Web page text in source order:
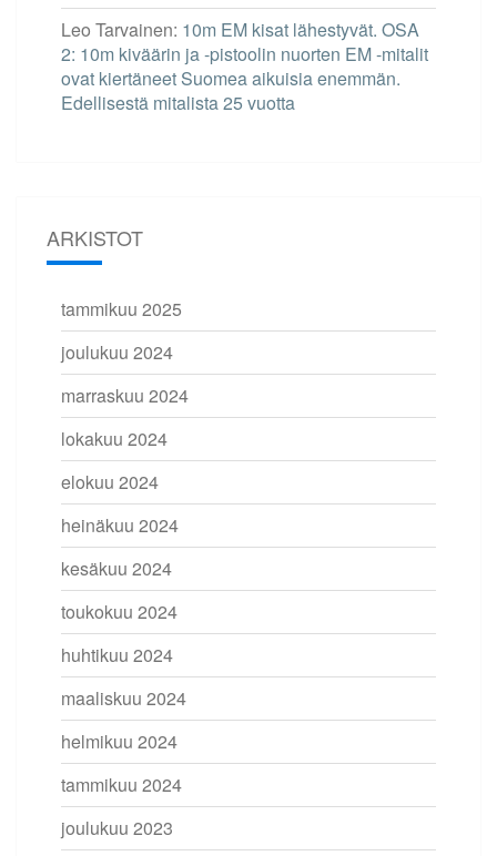
Leo Tarvainen: 10m EM kisat lähestyvät. OSA
2: 10m kiväärin ja -pistoolin nuorten EM -mitalit
ovat kiertäneet Suomea aikuisia enemmän.
Edellisestä mitalista 25 vuotta
ARKISTOT
tammikuu 2025
joulukuu 2024
marraskuu 2024
lokakuu 2024
elokuu 2024
heinäkuu 2024
kesäkuu 2024
toukokuu 2024
huhtikuu 2024
maaliskuu 2024
helmikuu 2024
tammikuu 2024
joulukuu 2023